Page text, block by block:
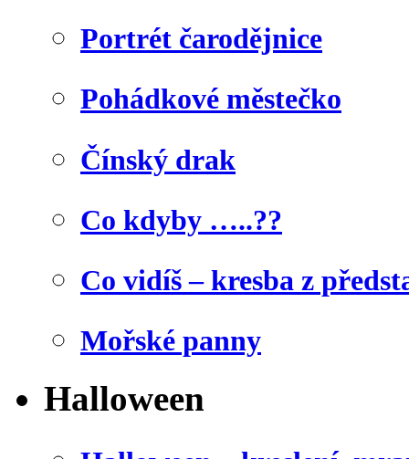
Portrét čarodějnice
Pohádkové městečko
Čínský drak
Co kdyby …..??
Co vidíš – kresba z
Mořské panny
Halloween